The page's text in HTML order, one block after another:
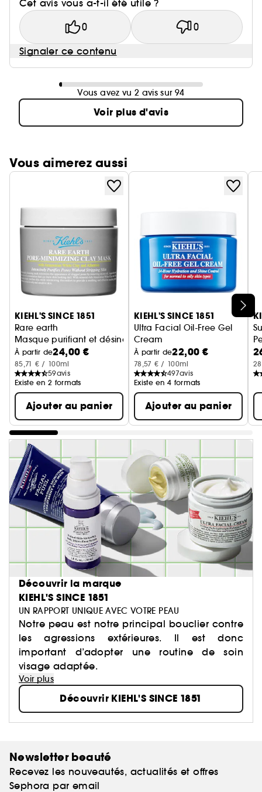
Cet avis vous a-t-il été utile ?
0 0
Signaler ce contenu
Vous avez vu 2 avis sur 94
Voir plus d'avis
Vous aimerez aussi
KIEHL'S SINCE 1851
Rare earth
Masque purifiant et désincrustant à l'Argile Blanche
À partir de24,00 €
85,71 € / 100ml
59avis
Existe en 2 formats
Ajouter au panier
KIEHL'S SINCE 1851
Ultra Facial Oil-Free Gel
Cream
Gel Crème Hydratant
À partir de22,00 €
78,57 € / 100ml
497avis
Existe en 4 formats
Ajouter au panier
Découvrir la marque
KIEHL'S SINCE 1851
UN RAPPORT UNIQUE AVEC VOTRE PEAU
Notre peau est notre principal bouclier contre
les agressions extérieures. Il est donc
important d’adopter une routine de soin
visage adaptée.
Voir plus
Découvrir KIEHL'S SINCE 1851
Newsletter beauté
Recevez les nouveautés, actualités et offres
Sephora par email